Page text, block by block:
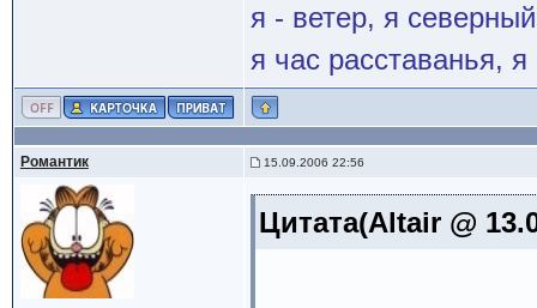
я - ветер, я
я час расставанья,
Романтик 15.09.2006 22:56
Цитата(Altair @